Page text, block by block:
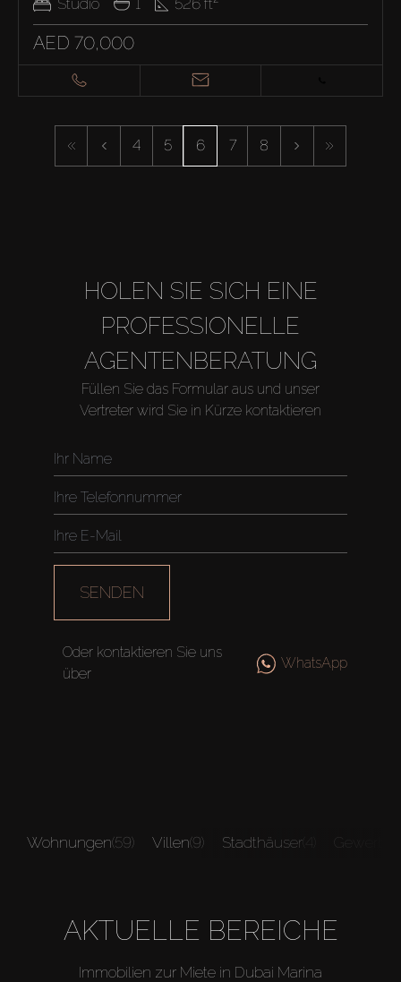
Kaufen
Off-Plan
Agenten
About Us
Studio 1 526 ft²
AED 70,000
4 5 6 7 8
HOLEN SIE SICH EINE
PROFESSIONELLE
AGENTENBERATUNG
Füllen Sie das Formular aus und unser
Vertreter wird Sie in Kürze kontaktieren
SENDEN
Oder kontaktieren Sie uns
über
WhatsApp
Wohnungen(59) Villen(9) Stadthäuser(4)
AKTUELLE BEREICHE
Immobilien zur Miete in Dubai Marina